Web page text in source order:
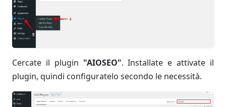
Cercate il plugin "AIOSEO". Installate e attivate il
plugin, quindi configuratelo secondo le necessità.